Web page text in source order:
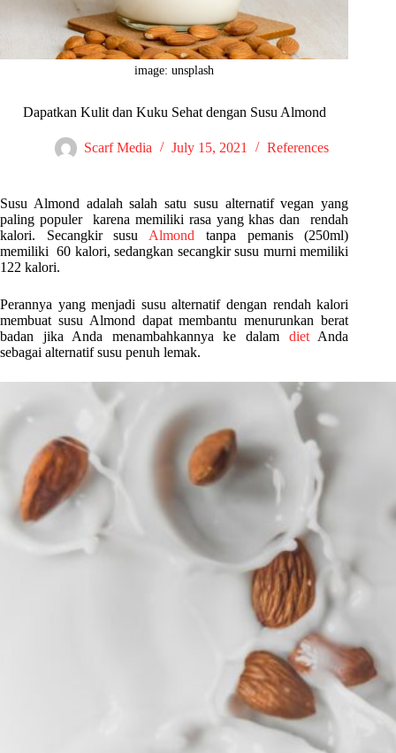
image: unsplash
Dapatkan Kulit dan Kuku Sehat dengan Susu Almond
Scarf Media July 15, 2021 References
Susu Almond adalah salah satu susu alternatif vegan yang
paling populer karena memiliki rasa yang khas dan rendah
kalori. Secangkir susu Almond tanpa pemanis (250ml)
memiliki 60 kalori, sedangkan secangkir susu murni memiliki
122 kalori.
Perannya yang menjadi susu alternatif dengan rendah kalori
membuat susu Almond dapat membantu menurunkan berat
badan jika Anda menambahkannya ke dalam dietAnda
sebagai alternatif susu penuh lemak.